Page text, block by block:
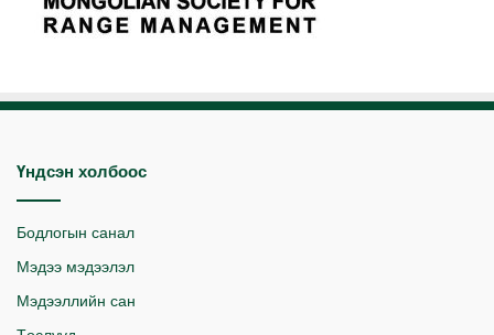
Үндсэн холбоос
Бодлогын санал
Мэдээ мэдээлэл
Мэдээллийн сан